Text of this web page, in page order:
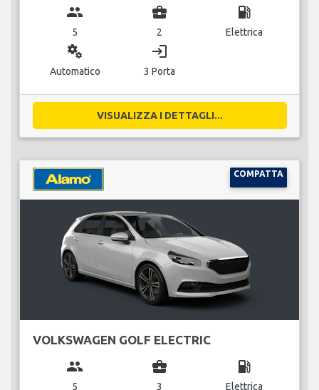
group
5
business_center
2
local_gas_station
Elettrica
miscellaneous_services
Automatico
login
3 Porta
VISUALIZZA I DETTAGLI...
COMPATTA
VOLKSWAGEN GOLF ELECTRIC
group
5
business_center
3
local_gas_station
Elettrica